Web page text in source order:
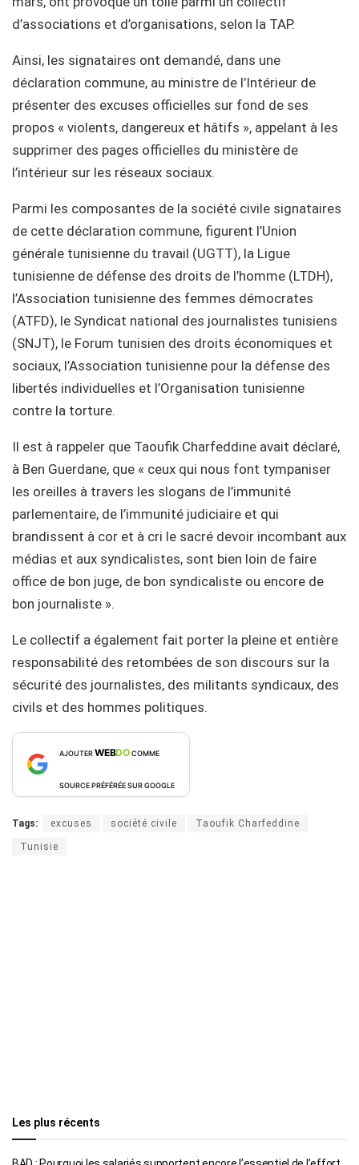
d’associations et d’organisations, selon la TAP.
Ainsi, les signataires ont demandé, dans une
déclaration commune, au ministre de l’Intérieur de
présenter des excuses officielles sur fond de ses
propos « violents, dangereux et hâtifs », appelant à les
supprimer des pages officielles du ministère de
l’intérieur sur les réseaux sociaux.
Parmi les composantes de la société civile signataires
de cette déclaration commune, figurent l’Union
générale tunisienne du travail (UGTT), la Ligue
tunisienne de défense des droits de l’homme (LTDH),
l’Association tunisienne des femmes démocrates
(ATFD), le Syndicat national des journalistes tunisiens
(SNJT), le Forum tunisien des droits économiques et
sociaux, l’Association tunisienne pour la défense des
libertés individuelles et l’Organisation tunisienne
contre la torture.
Il est à rappeler que Taoufik Charfeddine avait déclaré,
à Ben Guerdane, que « ceux qui nous font tympaniser
les oreilles à travers les slogans de l’immunité
parlementaire, de l’immunité judiciaire et qui
brandissent à cor et à cri le sacré devoir incombant aux
médias et aux syndicalistes, sont bien loin de faire
office de bon juge, de bon syndicaliste ou encore de
bon journaliste ».
Le collectif a également fait porter la pleine et entière
responsabilité des retombées de son discours sur la
sécurité des journalistes, des militants syndicaux, des
civils et des hommes politiques.
AJOUTERWEBDOCOMME
SOURCE PRÉFÉRÉE SUR GOOGLE
Tags: excuses société civile Taoufik Charfeddine
Tunisie
Les plus récents